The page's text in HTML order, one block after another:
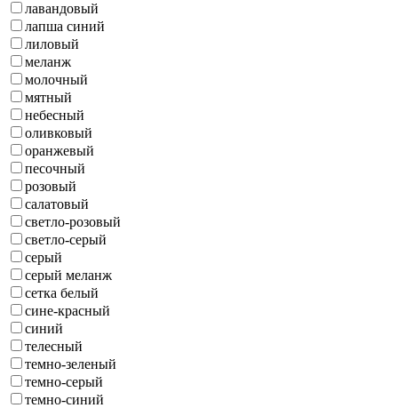
лавандовый
лапша синий
лиловый
меланж
молочный
мятный
небесный
оливковый
оранжевый
песочный
розовый
салатовый
светло-розовый
светло-серый
серый
серый меланж
сетка белый
сине-красный
синий
телесный
темно-зеленый
темно-серый
темно-синий